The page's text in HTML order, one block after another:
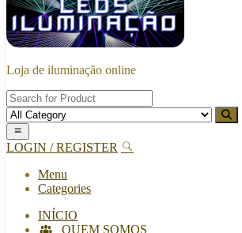
Loja de iluminação online
LOGIN / REGISTER
Menu
Categories
INÍCIO
QUEM SOMOS